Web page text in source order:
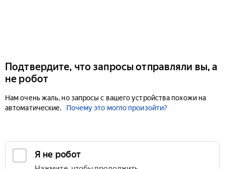
Подтвердите, что запросы отправляли вы, а
не робот
Нам очень жаль, но запросы с вашего устройства похожи на
автоматические.
Почему это могло произойти?